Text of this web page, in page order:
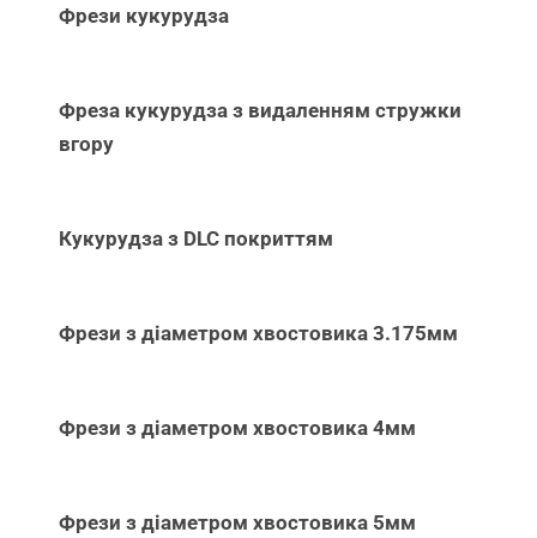
Фрези кукурудза
Фреза кукурудза з видаленням стружки
вгору
Кукурудза з DLC покриттям
Фрези з діаметром хвостовика 3.175мм
Фрези з діаметром хвостовика 4мм
Фрези з діаметром хвостовика 5мм